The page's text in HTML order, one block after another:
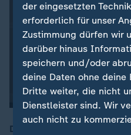
Die Spannung steigt, der
der eingesetzten
erforderlich für unser
Zustimmung dürfen wir
darüber hinaus
speichern und/oder
deine Daten ohne
Dritte weiter, die nicht
Dienstleister sind. Wir
auch nicht zu